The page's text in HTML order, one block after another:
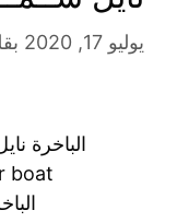
يوليو 17, 2020
الباخرة
boat